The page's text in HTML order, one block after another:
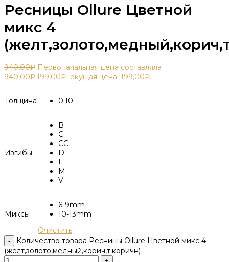
Ресницы Ollure Цветной
микс 4
940,00₽ Первоначальная цена составляла
940,00₽.199,00₽Текущая цена: 199,00₽.
Толщина 0.10
Изгибы
B
C
CC
D
L
M
V
Миксы
6-9mm
10-13mm
Очистить
Количество товара Ресницы Ollure Цветной микс 4
(желт,золото,медный,корич,т.коричн)